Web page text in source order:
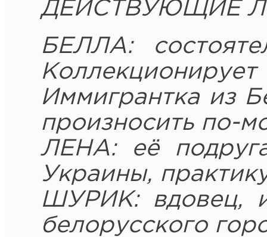
ДЕЙСТВУЮЩИЕ
БЕЛЛА:
Иммигрантка из
произносить по-
ЛЕНА: её
Украины,
ШУРИК: вдовец,
белорусского